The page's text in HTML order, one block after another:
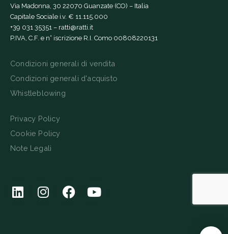
Via Madonna, 30 22070 Guanzate (CO) – Italia
Capitale Sociale i.v. € 11.115.000
+39 031 35351 – ratti@ratti.it
P.IVA, C.F. e n° iscrizione R.I. Como 00808220131
Condizioni generali di vendita
Condizioni generali d'acquisto
Whistleblowing
Privacy Policy
Cookie Policy
Note Legali